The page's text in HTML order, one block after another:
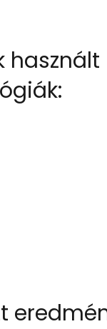
használt